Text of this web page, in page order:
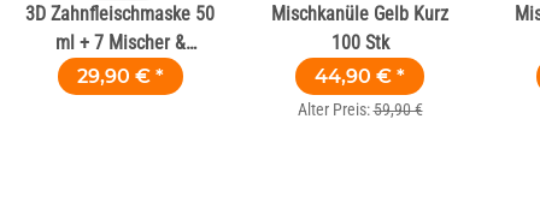
3D Zahnfleischmaske 50
ml + 7 Mischer &
Aufsätze
29,90 € *
Mischkanüle Gelb Kurz
100 Stk
44,90 € *
Alter Preis:59,90 €